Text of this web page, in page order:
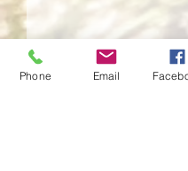
Phone Email